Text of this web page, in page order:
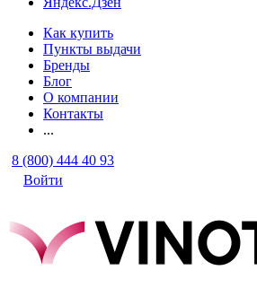
Как купить
Пункты выдачи
Бренды
Блог
О компании
Контакты
...
8 (800) 444 40 93
Войти